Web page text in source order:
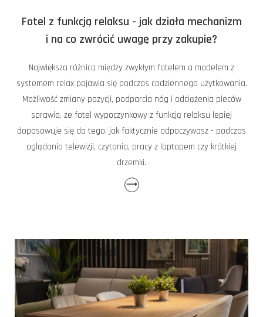
Fotel z funkcją relaksu - jak działa mechanizm
i na co zwrócić uwagę przy zakupie?
Największa różnica między zwykłym fotelem a modelem z
systemem relax pojawia się podczas codziennego użytkowania.
Możliwość zmiany pozycji, podparcia nóg i odciążenia pleców
sprawia, że fotel wypoczynkowy z funkcją relaksu lepiej
dopasowuje się do tego, jak faktycznie odpoczywasz - podczas
oglądania telewizji, czytania, pracy z laptopem czy krótkiej
drzemki.
⟶